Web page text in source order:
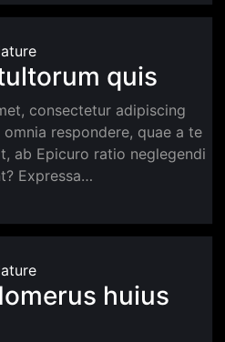
quis
consectetur adipiscing
respondere, quae a te
ab Epicuro ratio neglegendi
Expressa…
huius